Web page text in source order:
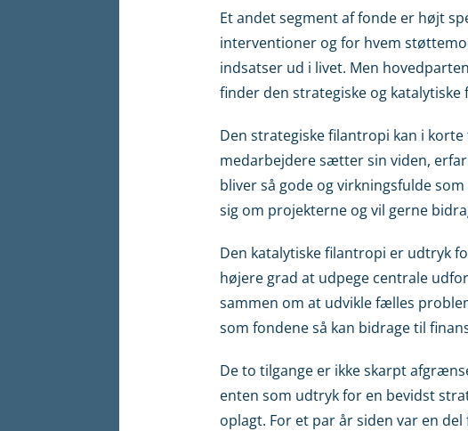
Et andet segment af fonde er højt
interventioner og for hvem
indsatser ud i livet. Men
finder den strategiske og katalytiske
Den strategiske filantropi kan i
medarbejdere sætter sin viden,
bliver så gode og virkningsfulde
sig om projekterne og vil gerne
Den katalytiske filantropi er udtryk
højere grad at udpege centrale
sammen om at udvikle fælles
som fondene så kan bidrage til
De to tilgange er ikke skarpt
enten som udtryk for en bevidst
oplagt. For et par år siden var en